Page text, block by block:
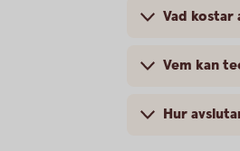
Vad
Vem kan
Hur